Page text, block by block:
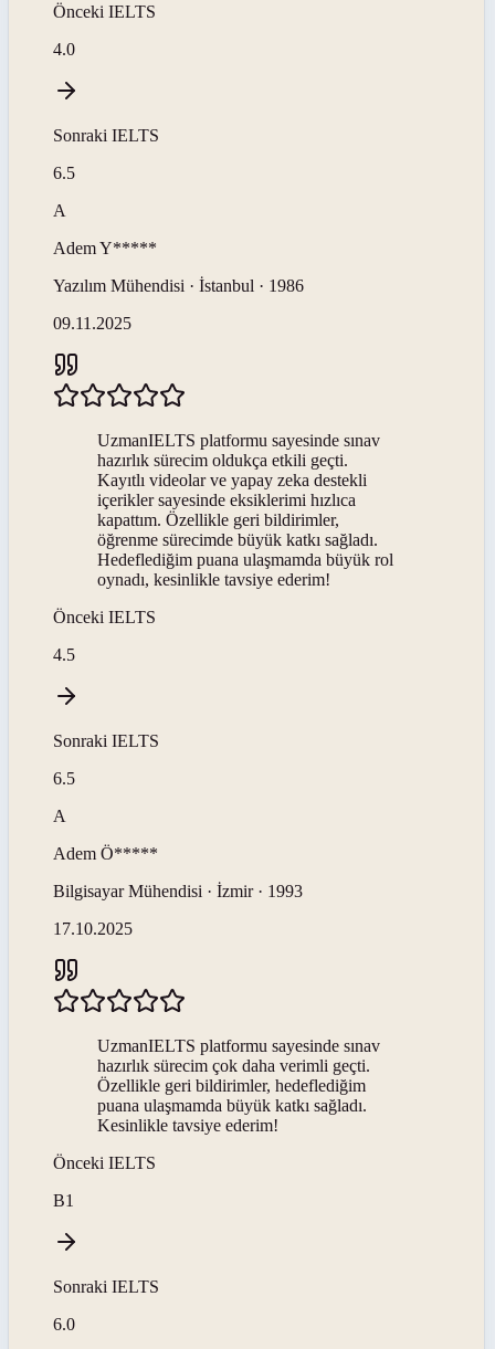
Önceki IELTS
4.0
Sonraki IELTS
6.5
A
AdemY*****
Yazılım Mühendisi · İstanbul · 1986
09.11.2025
UzmanIELTS platformu sayesinde sınav
hazırlık sürecim oldukça etkili geçti.
Kayıtlı videolar ve yapay zeka destekli
içerikler sayesinde eksiklerimi hızlıca
kapattım. Özellikle geri bildirimler,
öğrenme sürecimde büyük katkı sağladı.
Hedeflediğim puana ulaşmamda büyük rol
oynadı, kesinlikle tavsiye ederim!
Önceki IELTS
4.5
Sonraki IELTS
6.5
A
Adem Ö*****
Bilgisayar Mühendisi · İzmir · 1993
17.10.2025
UzmanIELTS platformu sayesinde sınav
hazırlık sürecim çok daha verimli geçti.
Özellikle geri bildirimler, hedeflediğim
puana ulaşmamda büyük katkı sağladı.
Kesinlikle tavsiye ederim!
Önceki IELTS
B1
Sonraki IELTS
6.0